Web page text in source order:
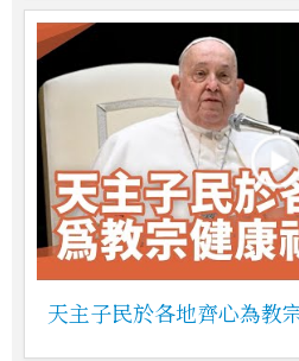
天主子民於各地齊心為教